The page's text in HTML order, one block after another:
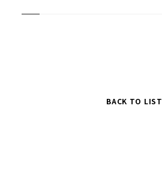
BACK TO LIST